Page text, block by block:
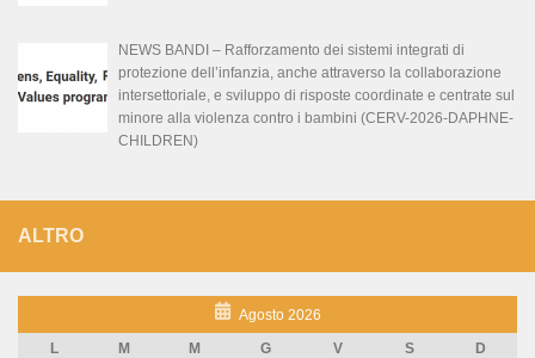
NEWS BANDI – Rafforzamento dei sistemi integrati di
protezione dell’infanzia, anche attraverso la collaborazione
intersettoriale, e sviluppo di risposte coordinate e centrate sul
minore alla violenza contro i bambini (CERV-2026-DAPHNE-
CHILDREN)
ALTRO
Agosto 2026
L
M M G V S D